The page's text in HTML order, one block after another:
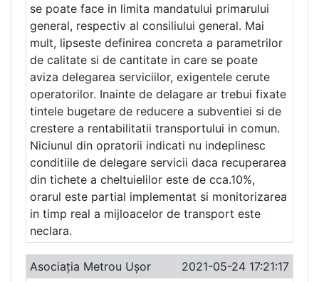
se poate face in limita mandatului primarului
general, respectiv al consiliului general. Mai
mult, lipseste definirea concreta a parametrilor
de calitate si de cantitate in care se poate
aviza delegarea serviciilor, exigentele cerute
operatorilor. Inainte de delagare ar trebui fixate
tintele bugetare de reducere a subventiei si de
crestere a rentabilitatii transportului in comun.
Niciunul din opratorii indicati nu indeplinesc
conditiile de delegare servicii daca recuperarea
din tichete a cheltuielilor este de cca.10%,
orarul este partial implementat si monitorizarea
in timp real a mijloacelor de transport este
neclara.
Asociația Metrou Ușor
2021-05-24 17:21:17